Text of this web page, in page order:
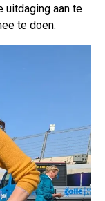
uitdaging aan te
te doen.